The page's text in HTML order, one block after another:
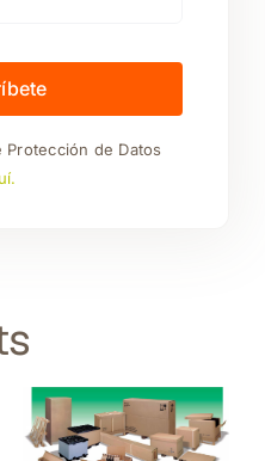
Protección de Datos